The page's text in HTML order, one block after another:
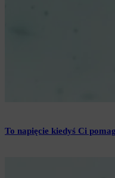
To napięcie kiedyś Ci